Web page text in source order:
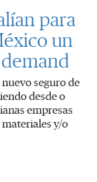
para
un
seguro de
desde o
empresas
y/o